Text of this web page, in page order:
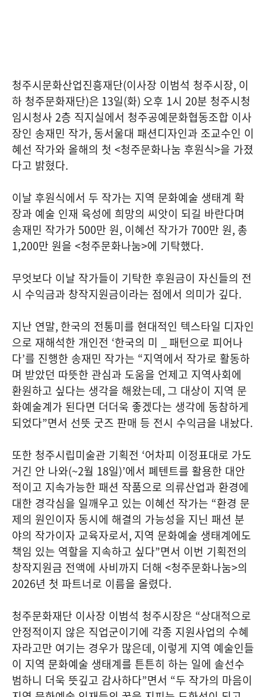
청주시문화산업진흥재단(이사장 이범석 청주시장, 이
하 청주문화재단)은 13일(화) 오후 1시 20분 청주시청
임시청사 2층 직지실에서 청주공예문화협동조합 이사
장인 송재민 작가, 동서울대 패션디자인과 조교수인 이
혜선 작가와 올해의 첫 <청주문화나눔 후원식>을 가졌
다고 밝혔다.
이날 후원식에서 두 작가는 지역 문화예술 생태계 확
장과 예술 인재 육성에 희망의 씨앗이 되길 바란다며
송재민 작가가 500만 원, 이혜선 작가가 700만 원, 총
1,200만 원을 <청주문화나눔>에 기탁했다.
무엇보다 이날 작가들이 기탁한 후원금이 자신들의 전
시 수익금과 창작지원금이라는 점에서 의미가 깊다.
지난 연말, 한국의 전통미를 현대적인 텍스타일 디자인
으로 재해석한 개인전 ‘한국의 미
패턴으로 피어나
다’를 진행한 송재민 작가는 “지역에서 작가로 활동하
며 받았던 따뜻한 관심과 도움을 언제고 지역사회에
환원하고 싶다는 생각을 해왔는데, 그 대상이 지역 문
화예술계가 된다면 더더욱 좋겠다는 생각에 동참하게
되었다”면서 선뜻 굿즈 판매 등 전시 수익금을 내놨다.
또한 청주시립미술관 기획전 ‘어차피 이정표대로 가도
거긴 안 나와(~2월 18일)’에서 폐텐트를 활용한 대안
적이고 지속가능한 패션 작품으로 의류산업과 환경에
대한 경각심을 일깨우고 있는 이혜선 작가는 “환경 문
제의 원인이자 동시에 해결의 가능성을 지닌 패션 분
야의 작가이자 교육자로서, 지역 문화예술 생태계에도
책임 있는 역할을 지속하고 싶다”면서 이번 기획전의
창작지원금 전액에 사비까지 더해 <청주문화나눔>의
2026년 첫 파트너로 이름을 올렸다.
청주문화재단 이사장 이범석 청주시장은 “상대적으로
안정적이지 않은 직업군이기에 각종 지원사업의 수혜
자라고만 여기는 경우가 많은데, 이렇게 지역 예술인들
이 지역 문화예술 생태계를 튼튼히 하는 일에 솔선수
범하니 더욱 뜻깊고 감사하다”면서 “두 작가의 마음이